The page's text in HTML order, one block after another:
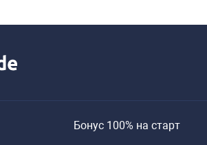
Бонуc 100% на cтарт